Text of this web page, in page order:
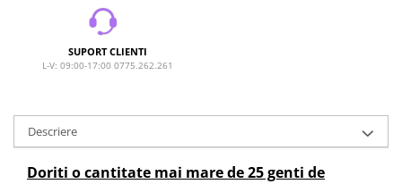
SUPORT CLIENTI
L-V: 09:00-17:00 0775.262.261
Descriere
Doriti o cantitate mai mare de 25 genti de